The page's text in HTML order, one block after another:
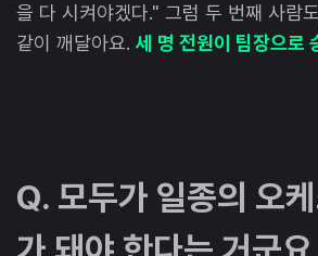
을 다 시켜야겠다." 그럼 두 번째 사람
같이 깨달아요. 세 명 전원이 팀장으로
Q. 모두가 일종의 오